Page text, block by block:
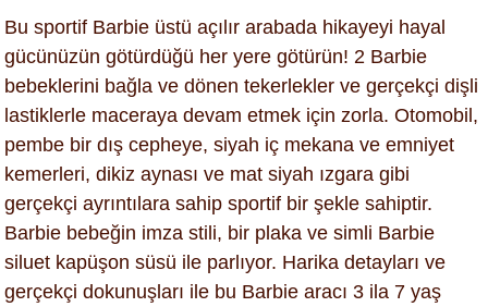
Bu sportif Barbie üstü açılır arabada hikayeyi hayal
gücünüzün götürdüğü her yere götürün! 2 Barbie
bebeklerini bağla ve dönen tekerlekler ve gerçekçi dişli
lastiklerle maceraya devam etmek için zorla. Otomobil,
pembe bir dış cepheye, siyah iç mekana ve emniyet
kemerleri, dikiz aynası ve mat siyah ızgara gibi
gerçekçi ayrıntılara sahip sportif bir şekle sahiptir.
Barbie bebeğin imza stili, bir plaka ve simli Barbie
siluet kapüşon süsü ile parlıyor. Harika detayları ve
gerçekçi dokunuşları ile bu Barbie aracı 3 ila 7 yaş